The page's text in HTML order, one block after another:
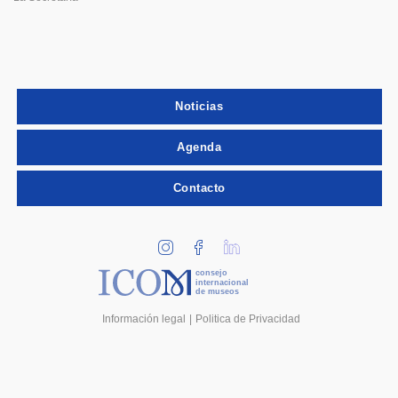
Noticias
Agenda
Contacto
consejo
internacional
de museos
Información legal Politica de Privacidad